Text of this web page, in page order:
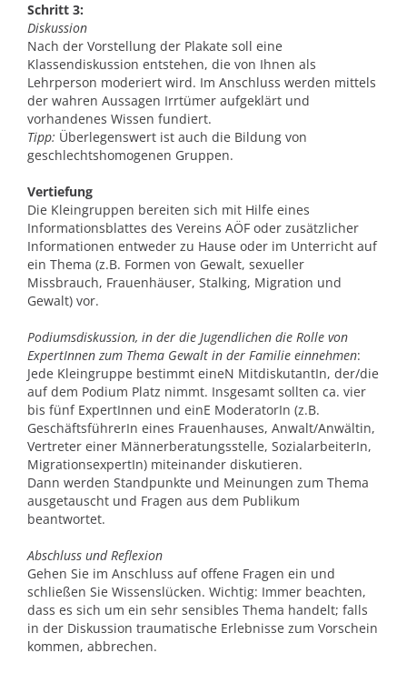
Schritt 3:
Diskussion
Nach der Vorstellung der Plakate soll eine
Klassendiskussion entstehen, die von Ihnen als
Lehrperson moderiert wird. Im Anschluss werden mittels
der wahren Aussagen Irrtümer aufgeklärt und
vorhandenes Wissen fundiert.
Tipp: Überlegenswert ist auch die Bildung von
geschlechtshomogenen Gruppen.
Vertiefung
Die Kleingruppen bereiten sich mit Hilfe eines
Informationsblattes des Vereins AÖF oder zusätzlicher
Informationen entweder zu Hause oder im Unterricht auf
ein Thema (z.B. Formen von Gewalt, sexueller
Missbrauch, Frauenhäuser, Stalking, Migration und
Gewalt) vor.
Podiumsdiskussion, in der die Jugendlichen die Rolle von
ExpertInnen zum Thema Gewalt in der Familie einnehmen:
Jede Kleingruppe bestimmt eineN MitdiskutantIn, der/die
auf dem Podium Platz nimmt. Insgesamt sollten ca. vier
bis fünf ExpertInnen und einE ModeratorIn (z.B.
GeschäftsführerIn eines Frauenhauses, Anwalt/Anwältin,
Vertreter einer Männerberatungsstelle, SozialarbeiterIn,
MigrationsexpertIn) miteinander diskutieren.
Dann werden Standpunkte und Meinungen zum Thema
ausgetauscht und Fragen aus dem Publikum
beantwortet.
Abschluss und Reflexion
Gehen Sie im Anschluss auf offene Fragen ein und
schließen Sie Wissenslücken. Wichtig: Immer beachten,
dass es sich um ein sehr sensibles Thema handelt; falls
in der Diskussion traumatische Erlebnisse zum Vorschein
kommen, abbrechen.